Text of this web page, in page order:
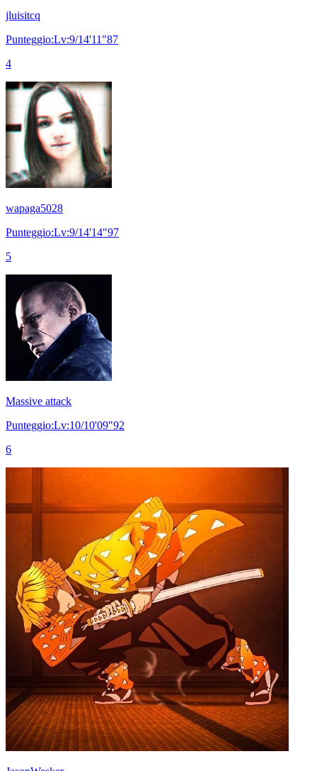
jluisitcq
Punteggio:Lv:9/14'11"87
4
wapaga5028
Punteggio:Lv:9/14'14"97
5
Massive attack
Punteggio:Lv:10/10'09"92
6